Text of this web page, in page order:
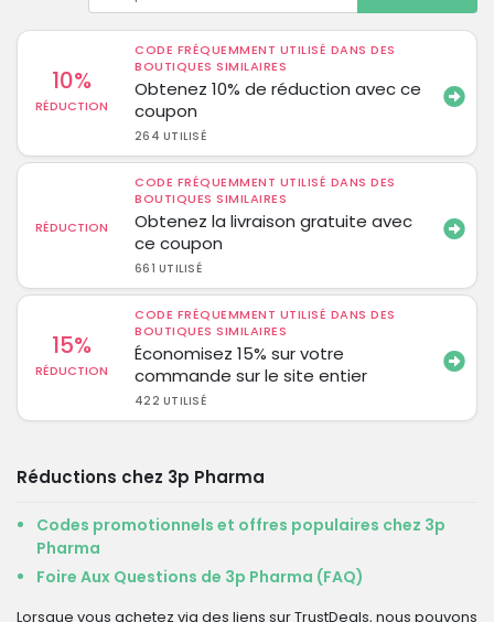
10%
RÉDUCTION
CODE FRÉQUEMMENT UTILISÉ DANS DES
BOUTIQUES SIMILAIRES
Obtenez 10% de réduction avec ce
coupon
264 UTILISÉ
RÉDUCTION
CODE FRÉQUEMMENT UTILISÉ DANS DES
BOUTIQUES SIMILAIRES
Obtenez la livraison gratuite avec
ce coupon
661 UTILISÉ
15%
RÉDUCTION
CODE FRÉQUEMMENT UTILISÉ DANS DES
BOUTIQUES SIMILAIRES
Économisez 15% sur votre
commande sur le site entier
422 UTILISÉ
Réductions chez 3p Pharma
Codes promotionnels et offres populaires chez 3p
Pharma
Foire Aux Questions de 3p Pharma (FAQ)
Lorsque vous achetez via des liens sur TrustDeals, nous pouvons